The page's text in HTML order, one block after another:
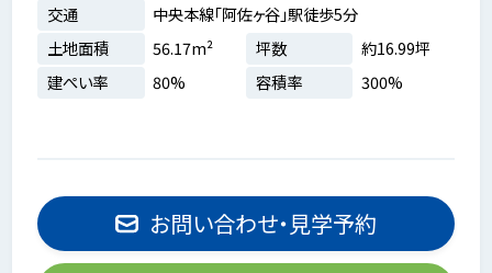
交通
中央本線「阿佐ヶ谷」駅徒歩5分
土地面積
56.17m² 坪数
約16.99坪
建ぺい率
80% 容積率 300%
お問い合わせ・見学予約